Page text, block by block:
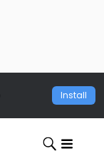
Install